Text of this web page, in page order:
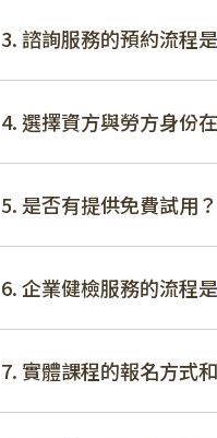
3. 諮詢服務的預約流程
4. 選擇資方與勞方身份
5. 是否有提供免費試用？
6. 企業健檢服務的流程
7. 實體課程的報名方式